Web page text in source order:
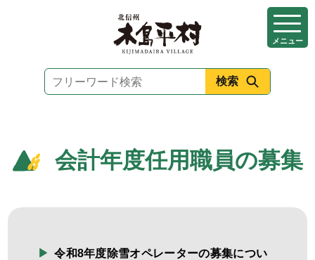
メニュー
会計年度任用職員の募集
令和8年度除雪オペレーターの募集につい